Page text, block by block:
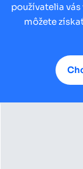
používatelia
môžete